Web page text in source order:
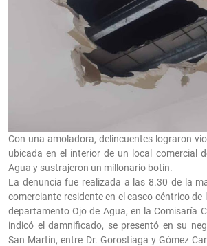
Con una amoladora, delincuentes lograron
ubicada en el interior de un local comercial
Agua y sustrajeron un millonario botín.
La denuncia fue realizada a las 8.30 de la
comerciante residente en el casco céntrico de
departamento Ojo de Agua, en la Comisaría
indicó el damnificado, se presentó en su
San Martín, entre Dr. Gorostiaga y Gómez